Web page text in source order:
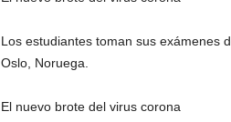
Los estudiantes toman sus exámenes
Oslo, Noruega.
El nuevo brote del virus corona